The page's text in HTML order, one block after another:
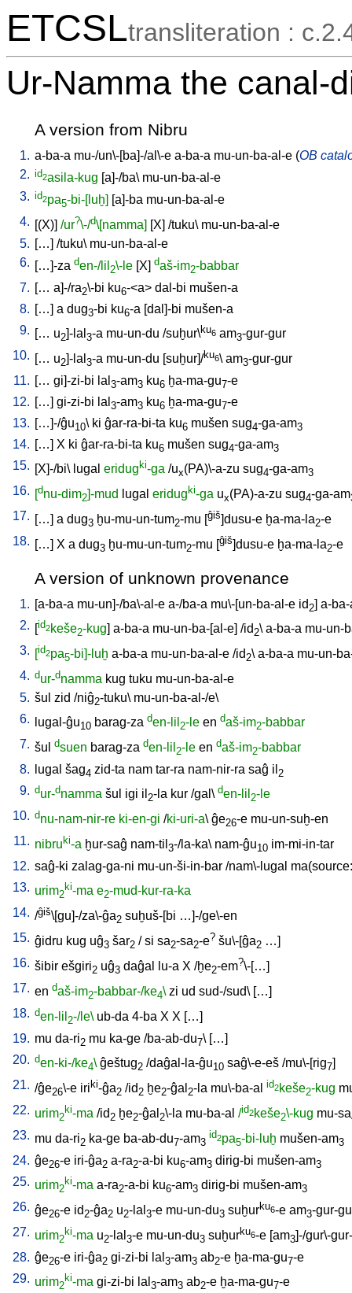
ETCSLtransliteration :
Ur-Namma the canal-
A version from Nibru
1. a-ba-a mu-/un\-[ba]-/al\-e a-ba-a mu-un-ba-al-e (OB
2. id2asila-kug [a]-/ba\ mu-un-ba-al-e
3. id2pa5-bi-[luḫ] [a]-ba mu-un-ba-al-e
4. [(X)] /ur?\-/d\[namma] [X] /tuku\ mu-un-ba-al-e
5. […] /tuku\ mu-un-ba-al-e
6. […]-za den-/lil 2\-le [X] daš-im2-babbar
7. [… a]-/ra2\-bi ku6-<a> dal-bi mušen-a
8. […] a dug3-bi ku6-a [dal]-bi mušen-a
9. [… u2]-lal 3-a mu-un-du /suḫur\ku6 am3-gur-gur
10. [… u2]-lal 3-a mu-un-du [suḫur]/ku6\ am3-gur-gur
11. [… gi]-zi-bi lal 3-am3 ku6 ḫa-ma-gu7-e
12. […] gi-zi-bi lal 3-am3 ku6 ḫa-ma-gu7-e
13. […]-/ĝu10\ ki ĝar-ra-bi-ta ku6 mušen sug4-ga-am3
14. […] X ki ĝar-ra-bi-ta ku6 mušen sug4-ga-am3
15. [X]-/bi\ lugal eridugki-ga /ux(PA)\-a-zu sug4-ga-am3
16. [dnu-dim2]-mud lugal eridugki-ga ux(PA)-a-zu sug4-ga-am
17. […] a dug3 ḫu-mu-un-tum2-mu [ĝiš]dusu-e ḫa-ma-la2-e
18. […] X a dug3 ḫu-mu-un-tum2-mu [ĝiš]dusu-e ḫa-ma-la2-e
A version of unknown provenance
1. [a-ba-a mu-un]-/ba\-al-e a-/ba-a mu\-[un-ba-al-e id 2] a-ba-
2. [id2keše2-kug] a-ba-a mu-un-ba-[al-e] /id2\ a-ba-a mu-un-
3. [id2pa5-bi]-luḫ a-ba-a mu-un-ba-al-e /id2\ a-ba-a mu-un-
4. dur-dnamma kug tuku mu-un-ba-al-e
5. šul zid /niĝ2-tuku\ mu-un-ba-al-/e\
6.
lugal-ĝu10 barag-za den-lil 2-le en daš-im2-babbar
7. šul dsuen barag-za den-lil 2-le en daš-im2-babbar
8.
lugal šag4 zid-ta nam tar-ra nam-nir-ra saĝ il 2
9. dur-dnamma šul igi il 2-la kur /gal \ den-lil 2-le
10. dnu-nam-nir-re ki-en-gi /ki-uri-a\ ĝe26-e mu-un-suḫ-en
11. nibruki-a ḫur-saĝ nam-til 3-/la-ka\ nam-ĝu10 im-mi-in-tar
12. saĝ-ki zalag-ga-ni mu-un-ši-in-bar /nam\-lugal
13. urim2
ki-ma e2-mud-kur-ra-ka
14. /ĝiš\[gu]-/za\-ĝa2 suḫuš-[bi …]-/ge\-en
15. ĝidru kug uĝ3 šar2 / si sa2-sa2-e? šu\-[ĝa2 …]
16. šibir ešgiri2 uĝ3 daĝal lu-a X /ḫe2-em?\-[…]
17. en daš-im2-babbar-/ke4\ zi ud sud-/sud\ […]
18. den-lil 2-/le\ ub-da 4-ba X X […]
19. mu da-ri2 mu ka-ge /ba-ab-du7\ […]
20. den-ki-/ke4\ ĝeštug2 /daĝal-la-ĝu10 saĝ\-e-eš /mu\-[rig7]
21. /ĝe26\-e iriki-ĝa2 /id2 ḫe2-ĝal 2-la mu\-ba-al id2keše2-kug
22. urim2
ki-ma /id2 ḫe2-ĝal 2\-la mu-ba-al /id2keše2\-kug mu-sa
23. mu da-ri2 ka-ge ba-ab-du7-am3
id2pa5-bi-luḫ mušen-am3
24. ĝe26-e iri-ĝa2 a-ra2-a-bi ku6-am3 dirig-bi mušen-am3
25. urim2
ki-ma a-ra2-a-bi ku6-am3 dirig-bi mušen-am3
26. ĝe26-e id2-ĝa2 u2-lal 3-e mu-un-du3 suḫurku6-e am3-gur-
27. urim2
ki-ma u2-lal 3-e mu-un-du3 suḫurku6-e [am3]-/gur\-
28. ĝe26-e iri-ĝa2 gi-zi-bi lal 3-am3 ab2-e ḫa-ma-gu7-e
29. urim2
ki-ma gi-zi-bi lal 3-am3 ab2-e ḫa-ma-gu7-e